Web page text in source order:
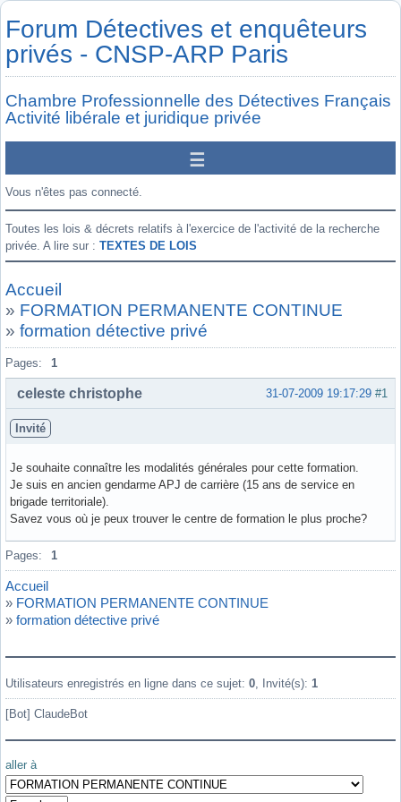
Forum Détectives et enquêteurs
privés - CNSP-ARP Paris
Chambre Professionnelle des Détectives Français
Activité libérale et juridique privée
Vous n'êtes pas connecté.
Toutes les lois & décrets relatifs à l'exercice de l'activité de la recherche
privée. A lire sur : TEXTES DE LOIS
Accueil
» FORMATION PERMANENTE CONTINUE
» formation détective privé
Pages: 1
#1
31-07-2009 19:17:29
celeste christophe
Invité
Je souhaite connaître les modalités générales pour cette formation.
Je suis en ancien gendarme APJ de carrière (15 ans de service en
brigade territoriale).
Savez vous où je peux trouver le centre de formation le plus proche?
Pages: 1
Accueil
» FORMATION PERMANENTE CONTINUE
» formation détective privé
Utilisateurs enregistrés en ligne dans ce sujet: 0 , Invité(s): 1
[Bot] ClaudeBot
aller à